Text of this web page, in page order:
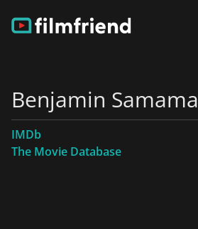
Benjamin Samama
IMDb
The Movie Database